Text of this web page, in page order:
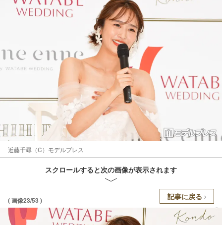
近藤千尋（C）モデルプレス
スクロールすると次の画像が表示されます
( 画像23/53 ) 記事に戻る